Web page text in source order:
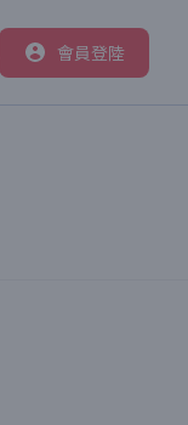
會員登陸